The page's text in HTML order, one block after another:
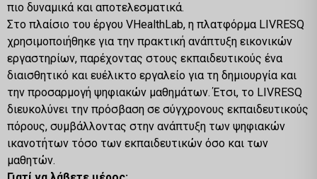
πιο δυναμικά και αποτελεσματικά.
Στο πλαίσιο του έργου VHealthLab, η πλατφόρμα LIVRESQ
χρησιμοποιήθηκε για την πρακτική ανάπτυξη εικονικών
εργαστηρίων, παρέχοντας στους εκπαιδευτικούς ένα
διαισθητικό και ευέλικτο εργαλείο για τη δημιουργία και
την προσαρμογή ψηφιακών μαθημάτων. Έτσι, το LIVRESQ
διευκολύνει την πρόσβαση σε σύγχρονους εκπαιδευτικούς
πόρους, συμβάλλοντας στην ανάπτυξη των ψηφιακών
ικανοτήτων τόσο των εκπαιδευτικών όσο και των
μαθητών.